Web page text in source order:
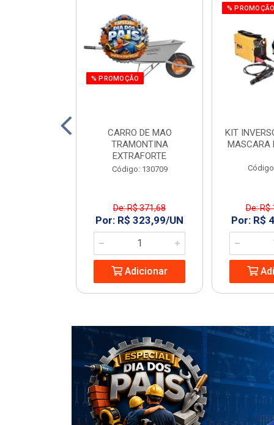
% PROMOÇÃO
CARRO DE MAO
TRAMONTINA
EXTRAFORTE
Código: 130709
De: R$ 371,68
Por: R$ 323,99/UN
Adicionar
%
KIT
MASCARA
De: R$
Por: R$